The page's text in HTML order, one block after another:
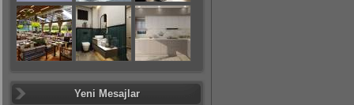
Yeni Mesajlar